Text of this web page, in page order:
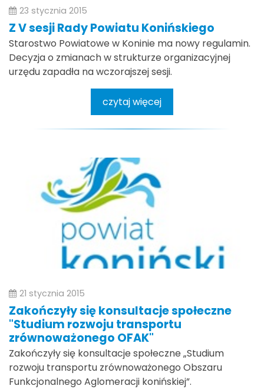
23 stycznia 2015
Z V sesji Rady Powiatu Konińskiego
Starostwo Powiatowe w Koninie ma nowy regulamin.
Decyzja o zmianach w strukturze organizacyjnej
urzędu zapadła na wczorajszej sesji.
czytaj więcej
21 stycznia 2015
Zakończyły się konsultacje społeczne
"Studium rozwoju transportu
zrównoważonego OFAK"
Zakończyły się konsultacje społeczne „Studium
rozwoju transportu zrównoważonego Obszaru
Funkcjonalnego Aglomeracji konińskiej”.